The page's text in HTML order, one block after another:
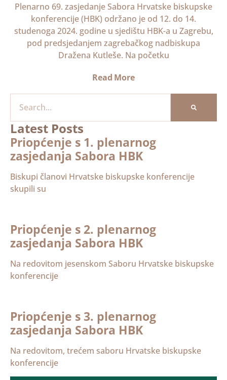
Plenarno 69. zasjedanje Sabora Hrvatske biskupske
konferencije (HBK) održano je od 12. do 14.
studenoga 2024. godine u sjedištu HBK-a u Zagrebu,
pod predsjedanjem zagrebačkog nadbiskupa
Dražena Kutleše. Na početku
Read More
Latest Posts
Priopćenje s 1. plenarnog
zasjedanja Sabora HBK
Biskupi članovi Hrvatske biskupske konferencije
skupili su
Priopćenje s 2. plenarnog
zasjedanja Sabora HBK
Na redovitom jesenskom Saboru Hrvatske biskupske
konferencije
Priopćenje s 3. plenarnog
zasjedanja Sabora HBK
Na redovitom, trećem saboru Hrvatske biskupske
konferencije